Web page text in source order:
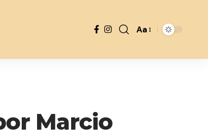
Font
Aa
Marcio